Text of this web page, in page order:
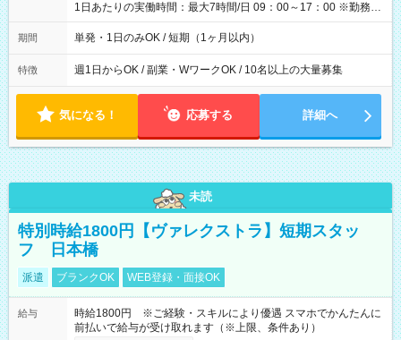
1日あたりの実働時間：最大7時間/日 09：00～17：00 ※勤務時
間は 試験により異なります。
期間 単発・1日のみOK / 短期（1ヶ月以内）
特徴 週1日からOK / 副業・WワークOK / 10名以上の大量募集
気になる！ 応募する 詳細へ
未読
特別時給1800円【ヴァレクストラ】短期スタッ
フ 日本橋
派遣 ブランクOK WEB登録・面接OK
給与
時給1800円 ※ご経験・スキルにより優遇 スマホでかんたんに
前払いで給与が受け取れます（※上限、条件あり）